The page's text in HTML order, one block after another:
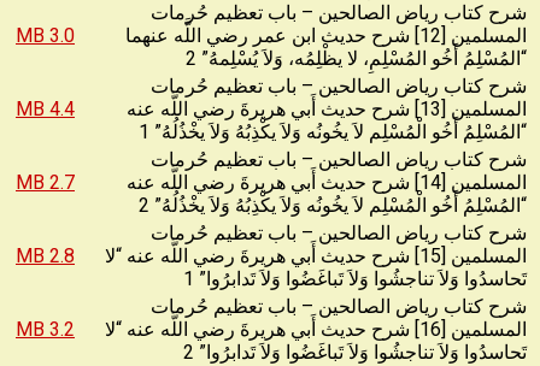
شرح كتاب رياض الصالحين – باب تعظيم حُرمات
المسلمين [12] شرح حديث ابن عمر رضي اللَّه عنهما
“المُسْلِمُ أَخُو المُسْلِمِ، لا يظْلِمُه، وَلاَ يُسْلِمهُ” 2
3.0 MB
شرح كتاب رياض الصالحين – باب تعظيم حُرمات
المسلمين [13] شرح حديث أَبي هريرةَ رضي اللَّه عنه
“المُسْلِمُ أَخُو الْمُسْلِم لاَ يخُونُه وَلاَ يكْذِبُهُ وَلاَ يخْذُلُهُ” 1
4.4 MB
شرح كتاب رياض الصالحين – باب تعظيم حُرمات
المسلمين [14] شرح حديث أَبي هريرةَ رضي اللَّه عنه
“المُسْلِمُ أَخُو الْمُسْلِم لاَ يخُونُه وَلاَ يكْذِبُهُ وَلاَ يخْذُلُهُ” 2
2.7 MB
شرح كتاب رياض الصالحين – باب تعظيم حُرمات
المسلمين [15] شرح حديث أَبي هريرةَ رضي اللَّه عنه “لا
تَحاسدُوا وَلاَ تناجشُوا وَلاَ تَباغَضُوا وَلاَ تَدابرُوا” 1
2.8 MB
شرح كتاب رياض الصالحين – باب تعظيم حُرمات
المسلمين [16] شرح حديث أَبي هريرةَ رضي اللَّه عنه “لا
تَحاسدُوا وَلاَ تناجشُوا وَلاَ تَباغَضُوا وَلاَ تَدابرُوا” 2
3.2 MB